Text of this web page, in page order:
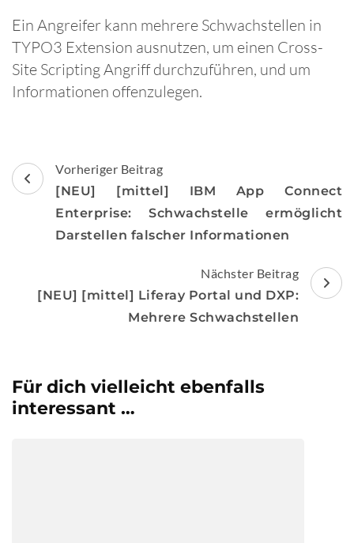
Ein Angreifer kann mehrere Schwachstellen in
TYPO3 Extension ausnutzen, um einen Cross-
Site Scripting Angriff durchzuführen, und um
Informationen offenzulegen.
Beitragsnavigation
Vorheriger Beitrag
[NEU] [mittel] IBM App Connect
Enterprise: Schwachstelle ermöglicht
Darstellen falscher Informationen
Nächster Beitrag
[NEU] [mittel] Liferay Portal und DXP:
Mehrere Schwachstellen
Für dich vielleicht ebenfalls
interessant …